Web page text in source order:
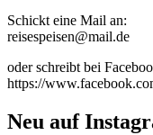
Schickt eine Mail an:
reisespeisen@mail.de
oder schreibt bei
https://
Neu auf